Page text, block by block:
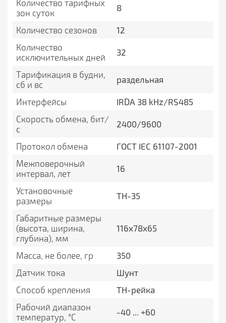
Количество тарифных
зон суток
8
Количество сезонов
12
Количество
исключительных дней
32
Тарификация в будни,
сб и вс
раздельная
Интерфейсы
IRDA 38 kHz/RS485
Скорость обмена, бит/
с
2400/9600
Протокол обмена
ГОСТ IEC 61107-2001
Межповерочный
интервал, лет
16
Установочные
размеры
ТН-35
Габаритные размеры
(высота, ширина,
глубина), мм
116х78х65
Масса, не более, гр
350
Датчик тока
Шунт
Способ крепления
ТН-рейка
Рабочий диапазон
температур, °С
-40 ... +60